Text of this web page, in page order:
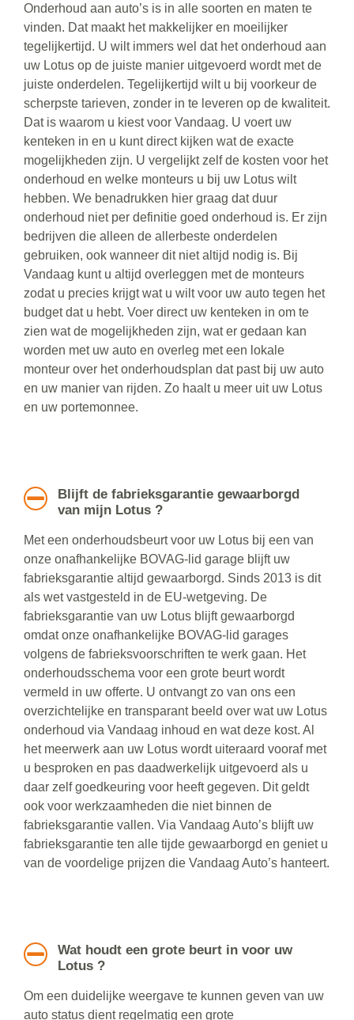
Onderhoud aan auto’s is in alle soorten en maten te
vinden. Dat maakt het makkelijker en moeilijker
tegelijkertijd. U wilt immers wel dat het onderhoud aan
uw Lotus op de juiste manier uitgevoerd wordt met de
juiste onderdelen. Tegelijkertijd wilt u bij voorkeur de
scherpste tarieven, zonder in te leveren op de kwaliteit.
Dat is waarom u kiest voor Vandaag. U voert uw
kenteken in en u kunt direct kijken wat de exacte
mogelijkheden zijn. U vergelijkt zelf de kosten voor het
onderhoud en welke monteurs u bij uw Lotus wilt
hebben. We benadrukken hier graag dat duur
onderhoud niet per definitie goed onderhoud is. Er zijn
bedrijven die alleen de allerbeste onderdelen
gebruiken, ook wanneer dit niet altijd nodig is. Bij
Vandaag kunt u altijd overleggen met de monteurs
zodat u precies krijgt wat u wilt voor uw auto tegen het
budget dat u hebt. Voer direct uw kenteken in om te
zien wat de mogelijkheden zijn, wat er gedaan kan
worden met uw auto en overleg met een lokale
monteur over het onderhoudsplan dat past bij uw auto
en uw manier van rijden. Zo haalt u meer uit uw Lotus
en uw portemonnee.
Blijft de fabrieksgarantie gewaarborgd
van mijn Lotus ?
Met een onderhoudsbeurt voor uw Lotus bij een van
onze onafhankelijke BOVAG-lid garage blijft uw
fabrieksgarantie altijd gewaarborgd. Sinds 2013 is dit
als wet vastgesteld in de EU-wetgeving. De
fabrieksgarantie van uw Lotus blijft gewaarborgd
omdat onze onafhankelijke BOVAG-lid garages
volgens de fabrieksvoorschriften te werk gaan. Het
onderhoudsschema voor een grote beurt wordt
vermeld in uw offerte. U ontvangt zo van ons een
overzichtelijke en transparant beeld over wat uw Lotus
onderhoud via Vandaag inhoud en wat deze kost. Al
het meerwerk aan uw Lotus wordt uiteraard vooraf met
u besproken en pas daadwerkelijk uitgevoerd als u
daar zelf goedkeuring voor heeft gegeven. Dit geldt
ook voor werkzaamheden die niet binnen de
fabrieksgarantie vallen. Via Vandaag Auto’s blijft uw
fabrieksgarantie ten alle tijde gewaarborgd en geniet u
van de voordelige prijzen die Vandaag Auto’s hanteert.
Wat houdt een grote beurt in voor uw
Lotus ?
Om een duidelijke weergave te kunnen geven van uw
auto status dient regelmatig een grote